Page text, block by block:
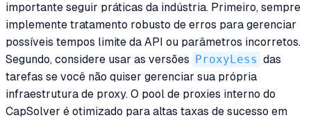
importante seguir práticas da indústria. Primeiro, sempre
implemente tratamento robusto de erros para gerenciar
possíveis tempos limite da API ou parâmetros incorretos.
Segundo, considere usar as versões
ProxyLess das
tarefas se você não quiser gerenciar sua própria
infraestrutura de proxy. O pool de proxies interno do
CapSolver é otimizado para altas taxas de sucesso em